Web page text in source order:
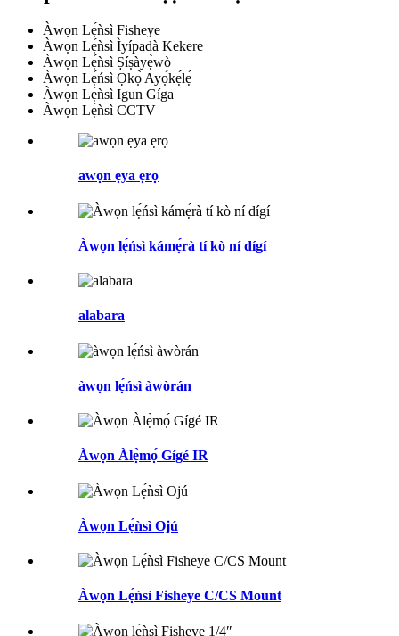
Àwọn Lẹ́ǹsì Fisheye
Àwọn Lẹ́ǹsì Ìyípadà Kekere
Àwọn Lẹ́ǹsì Ṣíṣàyẹ̀wò
Àwọn Lẹ́ńsì Ọkọ̀ Ayọ́kẹ́lẹ́
Àwọn Lẹ́ǹsì Igun Gíga
Àwọn Lẹ́ǹsì CCTV
awọn ẹya ẹrọ
Àwọn lẹ́ńsì kámẹ́rà tí kò ní dígí
alabara
àwọn lẹ́ńsì àwòrán
Àwọn Àlẹ̀mọ́ Gígé IR
Àwọn Lẹ́ǹsì Ojú
Àwọn Lẹ́ǹsì Fisheye C/CS Mount